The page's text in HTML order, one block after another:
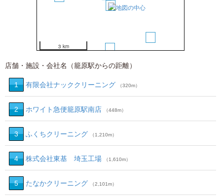
2
7
3 km
店舗・施設・会社名（籠原駅からの距離）
1 有限会社ナッククリーニング （320m）
2 ホワイト急便籠原駅南店 （448m）
3 ふくちクリーニング （1,210m）
4 株式会社東基 埼玉工場 （1,610m）
5 たなかクリーニング （2,101m）